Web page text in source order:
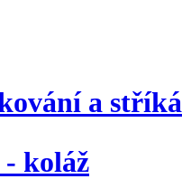
a
- koláž